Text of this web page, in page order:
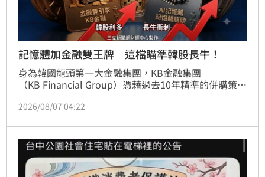
記憶體加金融雙王牌 這檔瞄準韓股長牛！
身為韓國龍頭第一大金融集團，KB金融集團
（KB Financial Group）憑藉過去10年精準的併購策
大增約40%。大華韓國KOSPI50（009829）經理人郭
房入股」、政府大力修法保障股東權益的宏觀大勢下，
追蹤韓國旗艦藍籌的大華韓國KOSPI 50（009829），
不僅重倉AI半導體，更精準卡位
2026/08/07 04:22